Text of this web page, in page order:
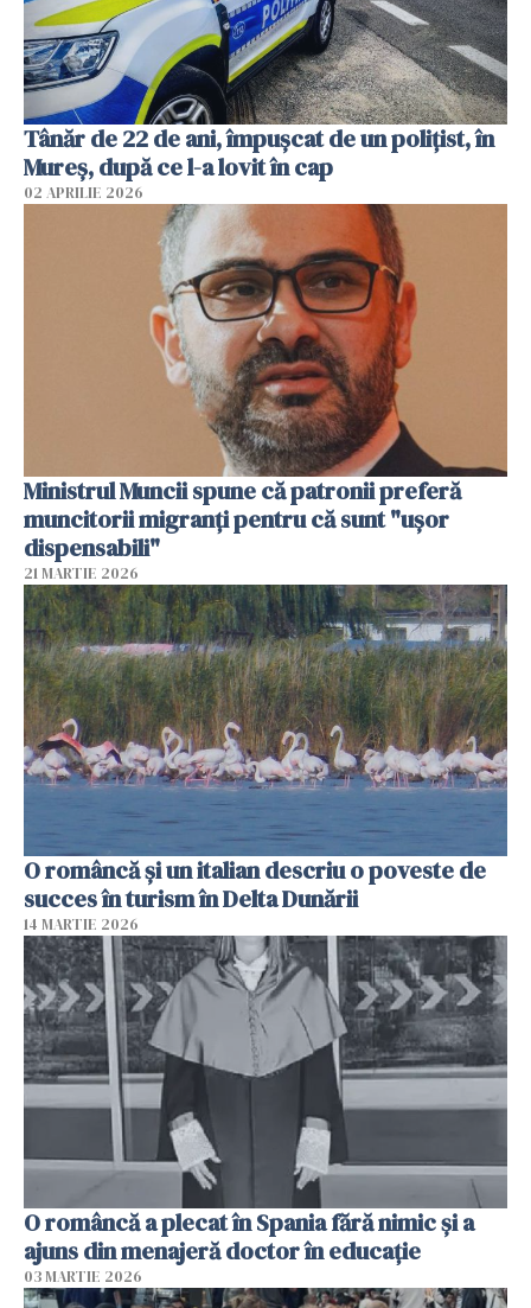
Tânăr de 22 de ani, împușcat de un polițist, în
Mureș, după ce l-a lovit în cap
02 APRILIE 2026
Ministrul Muncii spune că patronii preferă
muncitorii migranți pentru că sunt "uşor
dispensabili"
21 MARTIE 2026
O româncă și un italian descriu o poveste de
succes în turism în Delta Dunării
14 MARTIE 2026
O româncă a plecat în Spania fără nimic și a
ajuns din menajeră doctor în educație
03 MARTIE 2026